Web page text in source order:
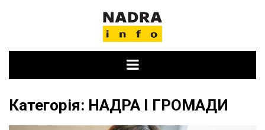
Категорія: НАДРА І ГРОМАДИ